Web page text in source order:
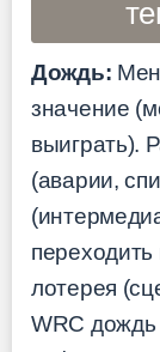
Дождь:
значение
выиграть).
(аварии,
лотерея
WRC дождь